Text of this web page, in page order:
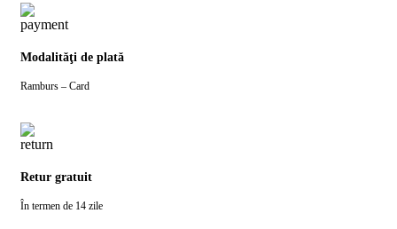
Modalităţi de plată
Ramburs – Card
Retur gratuit
În termen de 14 zile